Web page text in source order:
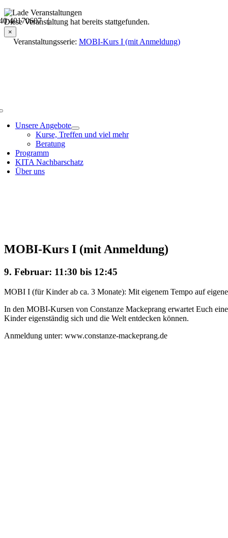
Skip
to
content
40170607 |
Unsere Angebote
Kurse, Treffen und viel mehr
Beratung
Programm
KITA Nachbarschatz
Über uns
Veranstaltungsdetails
Diese Veranstaltung hat bereits stattgefunden.
×
Veranstaltungsserie: MOBI-Kurs I (mit Anmeldung)
MOBI-Kurs I (mit Anmeldung)
9. Februar: 11:30 bis 12:45
MOBI I (für Kinder ab ca. 3 Monate): Mit eigenem Tempo auf
In den MOBI-Kursen von Constanze Mackeprang erwartet Euch
Kinder eigenständig sich und die Welt entdecken können.
Anmeldung unter: www.constanze-mackeprang.de